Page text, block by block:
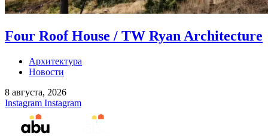
Four Roof House / TW Ryan Architecture
Архитектура
Новости
8 августа, 2026
Instagram Instagram